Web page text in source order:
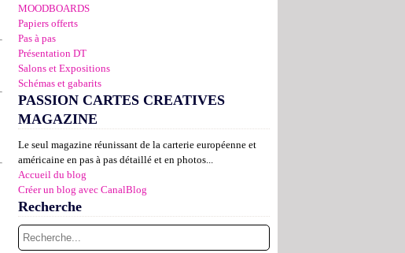
MOODBOARDS
Papiers offerts
Pas à pas
Présentation DT
Salons et Expositions
Schémas et gabarits
PASSION CARTES CREATIVES
MAGAZINE
Le seul magazine réunissant de la carterie européenne et
américaine en pas à pas détaillé et en photos...
Accueil du blog
Créer un blog avec CanalBlog
Recherche